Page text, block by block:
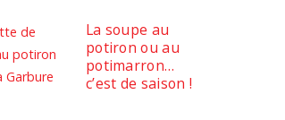
La soupe au
potiron ou au
potimarron…
c’est de saison !